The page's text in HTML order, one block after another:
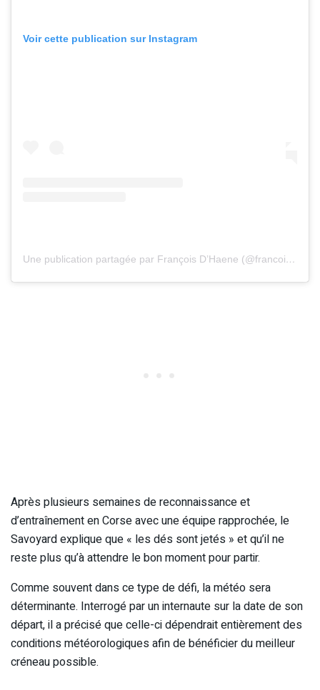
Voir cette publication sur Instagram
Une publication partagée par François D’Haene (@francois_dhaene)
Après plusieurs semaines de reconnaissance et
d’entraînement en Corse avec une équipe rapprochée, le
Savoyard explique que « les dés sont jetés » et qu’il ne
reste plus qu’à attendre le bon moment pour partir.
Comme souvent dans ce type de défi, la météo sera
déterminante. Interrogé par un internaute sur la date de son
départ, il a précisé que celle-ci dépendrait entièrement des
conditions météorologiques afin de bénéficier du meilleur
créneau possible.